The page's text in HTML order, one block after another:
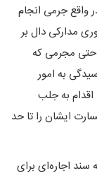
واقع جرمی انجام
مدارکی دال بر
حتی مجرمی که
به امور
به جلب
ایشان را تا حد
سند اجاره‌ای برای